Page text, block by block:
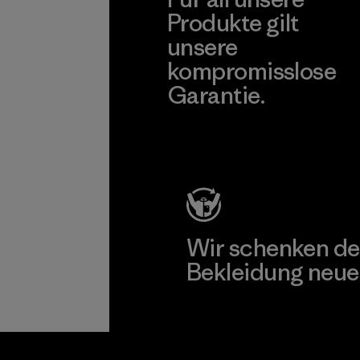
Produkte gilt
unsere
kompromisslose
Garantie.
Wir schenken
Bekleidung